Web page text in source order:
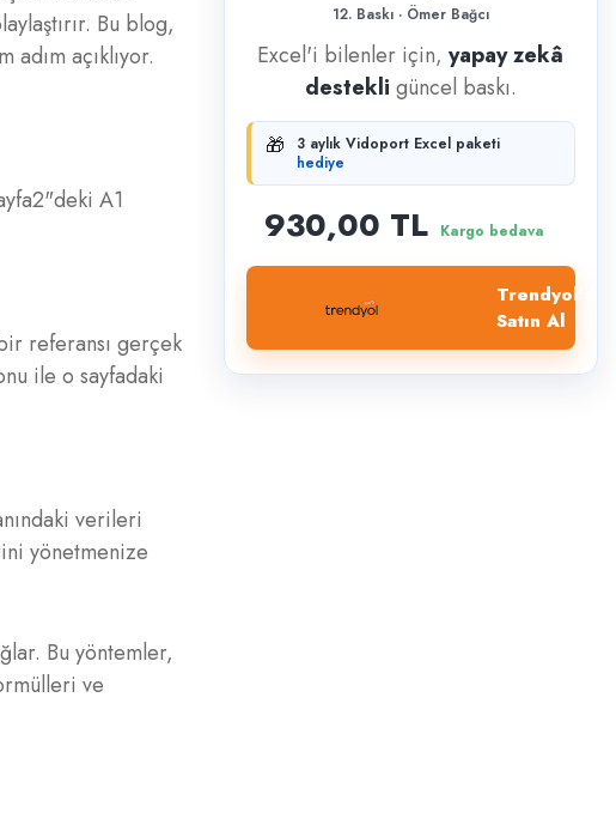
Bu blog,
açıklıyor.
A1
referansı gerçek
ile o sayfadaki
verileri
yönetmenize
Bu yöntemler,
ve
12. Baskı · Ömer Bağcı
Excel'i bilenler için,yapay zekâ
destekli güncel baskı.
🎁
3 aylık Vidoport Excel paketi
hediye
930,00 TL Kargo bedava
Trendyol'dan
Satın Al